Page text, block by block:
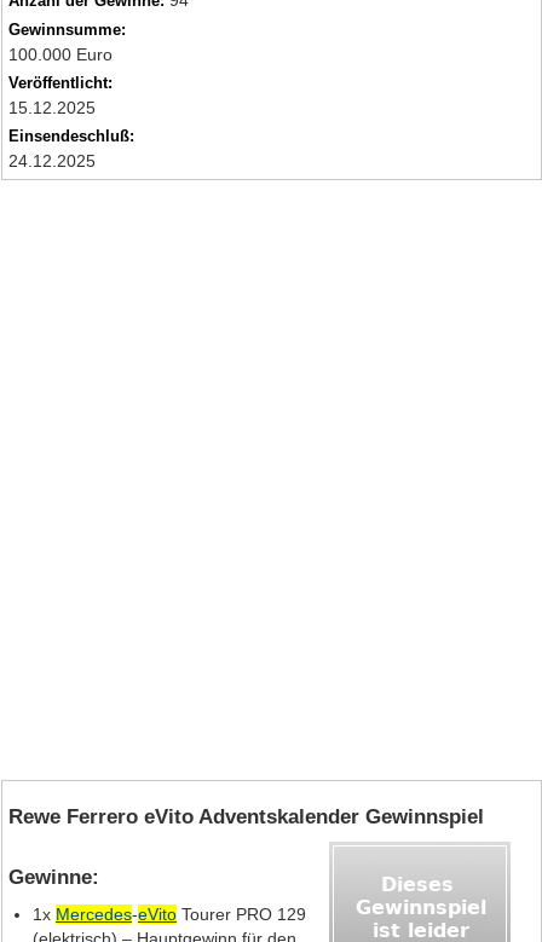
Gewinnsumme:
100.000 Euro
Veröffentlicht:
15.12.2025
Einsendeschluß:
24.12.2025
Rewe Ferrero eVito Adventskalender Gewinnspiel
Gewinne:
1x Mercedes‑eVito Tourer PRO 129